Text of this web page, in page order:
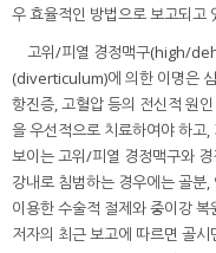
우 효율적인 방법으로 보고되고
고위/피열 경정맥구(high/
(diverticulum)에 의한 이명은
항진증, 고혈압 등의 전신적 원
을 우선적으로 치료하여야 하고
보이는 고위/피열 경정맥구와
강내로 침범하는 경우에는 골분
이용한 수술적 절제와 중이강
저자의 최근 보고에 따르면 골